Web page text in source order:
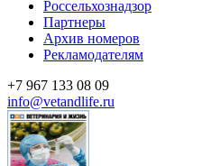
Россельхознадзор
Партнеры
Архив номеров
Рекламодателям
+7 967 133 08 09
info@vetandlife.ru